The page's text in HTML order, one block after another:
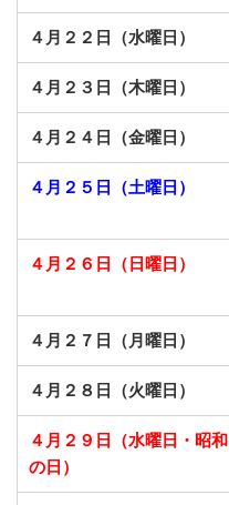
４月２２日（水曜日）
４月２３日（木曜日）
４月２４日（金曜日）
４月２５日（土曜日）
４月２６日（日曜日）
４月２７日（月曜日）
４月２８日（火曜日）
４月２９日（水曜日・昭和
の日）